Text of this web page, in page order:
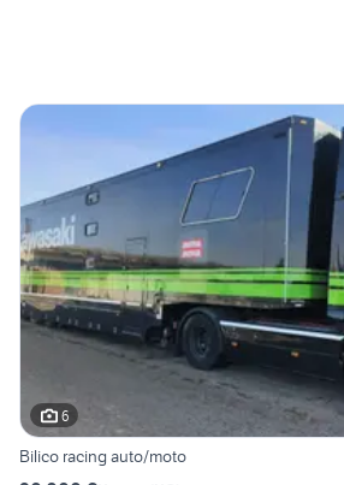
6
Bilico racing auto/moto